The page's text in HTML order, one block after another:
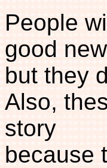
People
good
but they
Also,
story
because